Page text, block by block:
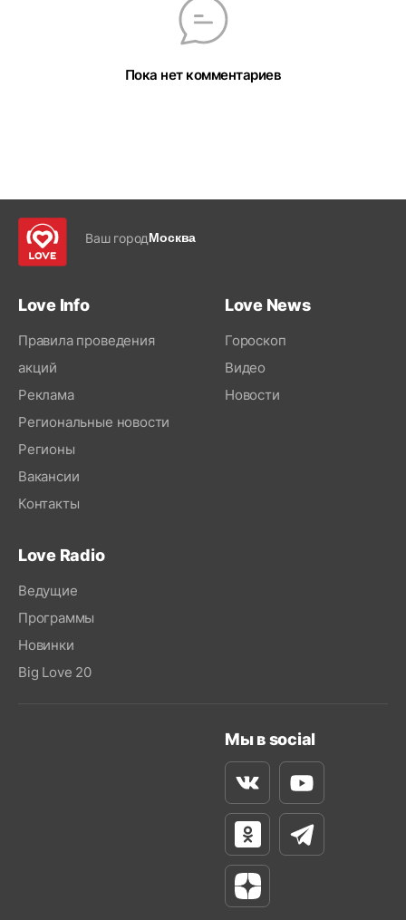
Пока нет комментариев
Ваш городМосква
Love Info
Правила проведения
акций
Реклама
Региональные новости
Регионы
Вакансии
Контакты
Love News
Гороскоп
Видео
Новости
Love Radio
Ведущие
Программы
Новинки
Big Love 20
Мы в social
ВконтактеYoutube
Одноклассники
Телеграм
Яндекс Дзен